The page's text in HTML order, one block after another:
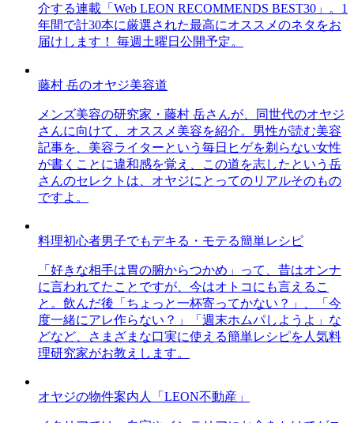
介する連載「Web LEON RECOMMENDS BEST30」。1
年間で計30本に厳選された最高にオススメのネタをお
届けします！ 毎週土曜日公開予定。
藤村 岳のオヤジ美容道
メンズ美容の研究家・藤村 岳さんが、同世代のオヤジ
さんに向けて、オススメ美容を紹介。男性が読む美容
記事を、美容ライターという毎日ヒゲを剃らない女性
が書くことに違和感を覚え、この道を志したという岳
さんのセレクトは、オヤジにとってのリアルそのもの
ですよ。
料理初心者男子でもデキる・モテる簡単レシピ
「好きな相手は胃の腑からつかめ」って、昔はオンナ
に言われてたことですが、今はオトコにも言えるこ
と。飲んだ後「ちょっと一杯寄ってかない？」、「今
度一緒にアレ作らない？」「週末ホムパしようよ」な
どなど、さまざまな口実に使える簡単レシピを人気料
理研究家がお教えします。
オヤジの物件案内人「LEON不動産」